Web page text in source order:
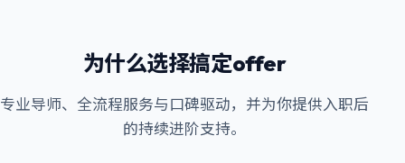
为什么选择搞定offer
专业导师、全流程服务与口碑驱动，并为你提供入职后
的持续进阶支持。